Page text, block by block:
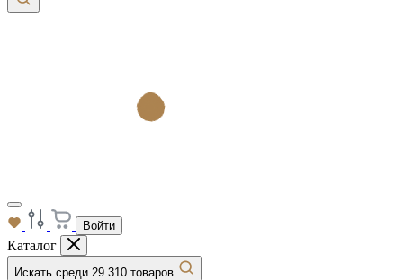
Войти
Каталог
Искать среди 29 310 товаров